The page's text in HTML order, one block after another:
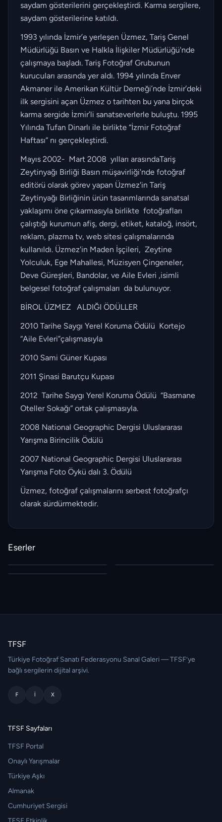
saydam gösterilerini gerçekleştirdi. Karma sergilere,
saydam gösterilerine katıldı.
1993 yılında İzmir’e yerleşen Üzmez, Tariş Genel
Müdürlüğü Basın ve Halkla İlişkiler Müdürlüğü'nde
çalışmaya başladı. Tariş Fotoğraf Grubunun
kurucuları arasında yer aldı. 1994 yılında Enver
Akmaner ile Amerikan Kültür Derneği’nde İzmir’deki
ilk sergisini açan Üzmez o tarihten bu yana birçok
karma sergide İzmir’li sanatseverlerle buluştu. 1995
Yılında Tufan Dinarlı ile birlikte “İzmir Fotoğraf
Haftası” nı gerçekleştirdi.
Mayıs 2002- Mart 2008 yılları arasındaTariş
Zeytinyağı Birliği Basın müşavirliği'nde fotoğraf
editörü olarak görev yapan Üzmez'in Tariş
Zeytinyağı Birliğinin ürün tasarımlarında sanatsal
yaklaşımı öne çıkarmasıyla birlikte fotoğrafları
çalıştığı kurumun afiş, dergi, etiket, kataloğ, insört,
reklam, plazma tv, web sitesi çalışmalarında
kullanıldı. Üzmez'in Maden İşçileri, Zeytine
Yolculuk, Ege Mahallesi, Müzisyen Çingeneler,
Deve Güreşleri, Bandolar, ve Aile Evleri ,isimli
belgesel fotoğraf çalışmaları da bulunuyor.
BİROL ÜZMEZ ALDIĞI ÖDÜLLER
2010 Tarihe Saygı Yerel Koruma Ödülü Kortejo
“Aile Evleri”çalışmasıyla
2010 Sami Güner Kupası
2011 Şinasi Barutçu Kupası
2012 Tarihe Saygı Yerel Koruma Ödülü “Basmane
Oteller Sokağı” ortak çalışmasıyla.
2008 National Geographic Dergisi Uluslararası
Yarışma Birincilik Ödülü
2007 National Geographic Dergisi Uluslararası
Yarışma Foto Öykü dalı 3. Ödülü
Üzmez, fotoğraf çalışmalarını serbest fotoğrafçı
olarak sürdürmektedir.
Eserler
TFSF
Türkiye Fotoğraf Sanatı Federasyonu Sanal Galeri — TFSF’ye
bağlı sergilerin dijital arşivi.
F I X
TFSF Sayfaları
TFSF Portal
Onaylı Yarışmalar
Türkiye Aşkı
Almanak
Cumhuriyet Sergisi